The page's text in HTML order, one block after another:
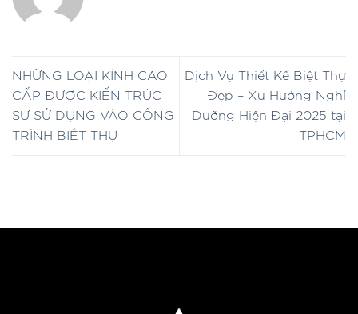
NHỮNG LOẠI KÍNH CAO
CẤP ĐƯỢC KIẾN TRÚC
SƯ SỬ DỤNG VÀO CÔNG
TRÌNH BIỆT THỰ
Dịch Vụ Thiết Kế Biệt Thự
Đẹp – Xu Hướng Nghỉ
Dưỡng Hiện Đại 2025 tại
TPHCM